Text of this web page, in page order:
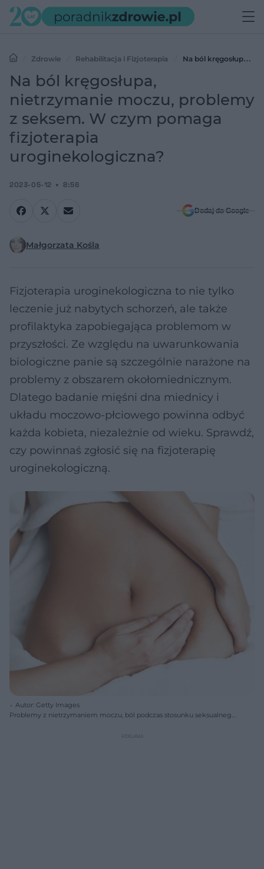
Zdrowie Rehabilitacja i Fizjoterapia
Na ból kręgosłupa,
nietrzymanie moczu, problemy z seksem. W czym pomaga
fizjoterapia uroginekologiczna?
Na ból kręgosłupa,
nietrzymanie moczu, problemy
z seksem. W czym pomaga
fizjoterapia
uroginekologiczna?
2023-05-12 8:56
Dodaj do Google
Małgorzata Kośla
Fizjoterapia uroginekologiczna to nie tylko
leczenie już nabytych schorzeń, ale także
profilaktyka zapobiegająca problemom w
przyszłości. Ze względu na uwarunkowania
biologiczne panie są szczególnie narażone na
problemy z obszarem okołomiednicznym.
Dlatego badanie mięśni dna miednicy i
układu moczowo-płciowego powinna odbyć
każda kobieta, niezależnie od wieku. Sprawdź,
czy powinnaś zgłosić się na fizjoterapię
uroginekologiczną.
Autor: Getty Images
Problemy z nietrzymaniem moczu, ból podczas stosunku seksualnego
objawy kłopotów z mięśniami dna miednicy.